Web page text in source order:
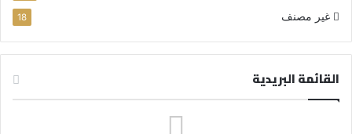
غير مصنف 18
القائمة البريدية